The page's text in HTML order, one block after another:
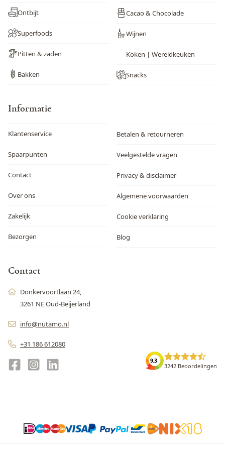
Ontbijt
Superfoods
Pitten & zaden
Bakken
Cacao & Chocolade
Wijnen
Koken | Wereldkeuken
Snacks
Informatie
Klantenservice
Spaarpunten
Contact
Over ons
Zakelijk
Bezorgen
Betalen & retourneren
Veelgestelde vragen
Privacy & disclaimer
Algemene voorwaarden
Cookie verklaring
Blog
Contact
Donkervoortlaan 24,
3261 NE Oud-Beijerland
info@nutamo.nl
+31 186 612080
9.3
3242 Beoordelingen